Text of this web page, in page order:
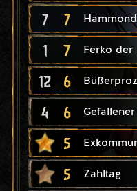
7 7 Hammond
1 7 Ferko der
12 6
4 6
5
5 Zahltag